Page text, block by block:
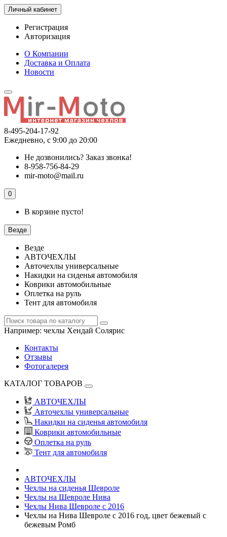
Личный кабинет
Регистрация
Авторизация
О Компании
Доставка и Оплата
Новости
8-495-204-17-92
Ежедневно, с 9:00 до 20:00
Не дозвонились? Заказ звонка!
8-958-756-84-29
mir-moto@mail.ru
0
В корзине пусто!
Везде
Везде
АВТОЧЕХЛЫ
Авточехлы универсальные
Накидки на сиденья автомобиля
Коврики автомобильные
Оплетка на руль
Тент для автомобиля
Например: чехлы Хендай Солярис
Контакты
Отзывы
Фотогалерея
КАТАЛОГ ТОВАРОВ
АВТОЧЕХЛЫ
Авточехлы универсальные
Накидки на сиденья автомобиля
Коврики автомобильные
Оплетка на руль
Тент для автомобиля
АВТОЧЕХЛЫ
Чехлы на сиденья Шевроле
Чехлы на Шевроле Нива
Чехлы Нива Шевроле с 2016
Чехлы на Нива Шевроле с 2016 год, цвет бежевый с
бежевым Ромб